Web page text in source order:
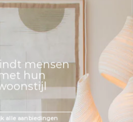
mensen
hun
alle aanbiedingen